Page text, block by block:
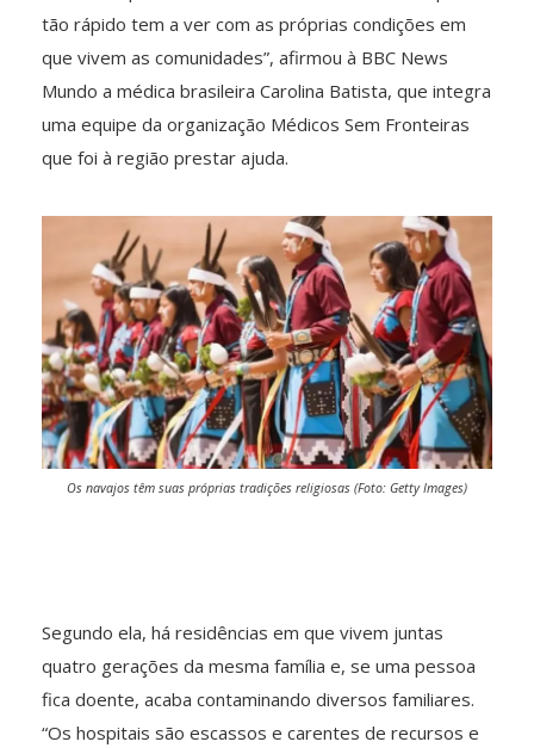
tão rápido tem a ver com as próprias condições em
que vivem as comunidades”, afirmou à BBC News
Mundo a médica brasileira Carolina Batista, que integra
uma equipe da organização Médicos Sem Fronteiras
que foi à região prestar ajuda.
Os navajos têm suas próprias tradições religiosas (Foto: Getty Images)
Segundo ela, há residências em que vivem juntas
quatro gerações da mesma família e, se uma pessoa
fica doente, acaba contaminando diversos familiares.
“Os hospitais são escassos e carentes de recursos e